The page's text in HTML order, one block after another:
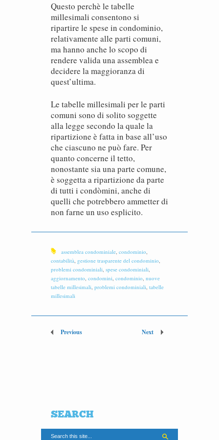
Questo perchè le tabelle
millesimali consentono si
ripartire le spese in condominio,
relativamente alle parti comuni,
ma hanno anche lo scopo di
rendere valida una assemblea e
decidere la maggioranza di
quest’ultima.
Le tabelle millesimali per le parti
comuni sono di solito soggette
alla legge secondo la quale la
ripartizione è fatta in base all’uso
che ciascuno ne può fare. Per
quanto concerne il tetto,
nonostante sia una parte comune,
è soggetta a ripartizione da parte
di tutti i condòmini, anche di
quelli che potrebbero ammetter di
non farne un uso esplicito.
assemblea condominiale, condominio,
contabilità, gestione trasparente del condominio,
problemi condominiali, spese condominiali,
aggiornamento, condomini, condominio, nuove
tabelle millesimali, problemi condominiali, tabelle
millesimali
Previous Next
SEARCH